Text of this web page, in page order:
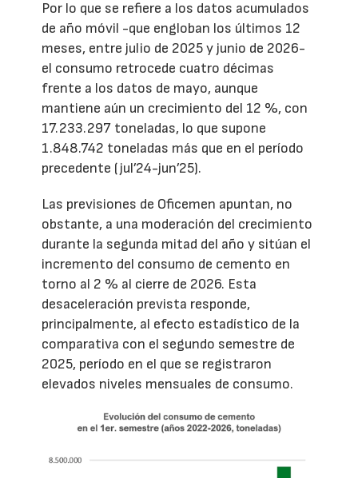
Por lo que se refiere a los datos acumulados
de año móvil -que engloban los últimos 12
meses, entre julio de 2025 y junio de 2026-
el consumo retrocede cuatro décimas
frente a los datos de mayo, aunque
mantiene aún un crecimiento del 12 %, con
17.233.297 toneladas, lo que supone
1.848.742 toneladas más que en el período
precedente (jul’24-jun’25).
Las previsiones de Oficemen apuntan, no
obstante, a una moderación del crecimiento
durante la segunda mitad del año y sitúan el
incremento del consumo de cemento en
torno al 2 % al cierre de 2026. Esta
desaceleración prevista responde,
principalmente, al efecto estadístico de la
comparativa con el segundo semestre de
2025, período en el que se registraron
elevados niveles mensuales de consumo.